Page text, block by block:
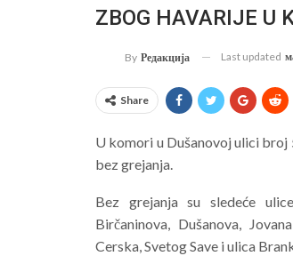
ZBOG HAVARIJE
By Редакција Last updated
Share
U komori u Dušanovoj ulici broj
bez grejanja.
Bez grejanja su sledeće
Birčaninova, Dušanova,
Cerska, Svetog Save i ulica